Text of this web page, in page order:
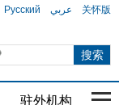
Русский عربي 关怀版
驻外机构 国